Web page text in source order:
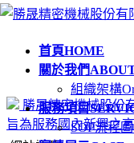
首頁HOME
關於我們
組織架構
服務項目
SOP流程圖
勝晟精密機械股份
旨為服務國內新興之